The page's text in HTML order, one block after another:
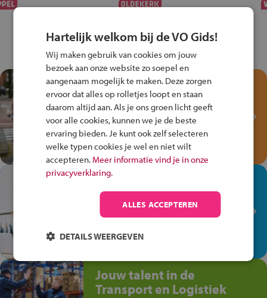
Test je kennis met het
Fiets Veilig
Verkeersspel!
Speel het Fiets Veilig Verkeersspel
en win een Cortina-fiets!
In de winkel ben je op je
plek!
Ontdek via het vmbo jouw talent
anders is!
Jouw talent in de
Transport en Logistiek
Hartelijk welkom bij de VO Gids!
Wij maken gebruik van cookies om jouw
bezoek aan onze website zo soepel en
aangenaam mogelijk te maken. Deze zorgen
ervoor dat alles op rolletjes loopt en staan
daarom altijd aan. Als je ons groen licht geeft
voor alle cookies, kunnen we je de beste
ervaring bieden. Je kunt ook zelf selecteren
welke typen cookies je wel en niet wilt
accepteren. Meer informatie vind je in onze
privacyverklaring.
ALLES ACCEPTEREN
DETAILS WEERGEVEN